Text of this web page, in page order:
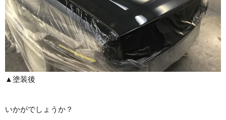
▲塗装後
いかがでしょうか？